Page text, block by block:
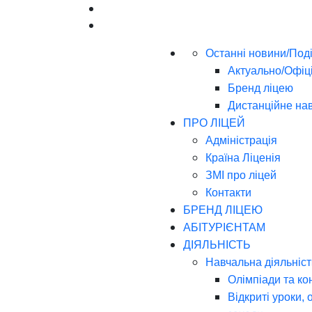
Останні новини/
Актуально/
Бренд ліцею
Дистанційне
ПРО ЛІЦЕЙ
Адміністрація
Країна Ліценія
ЗМІ про ліцей
Контакти
БРЕНД ЛІЦЕЮ
АБІТУРІЄНТАМ
ДІЯЛЬНІСТЬ
Навчальна
Олімпіади та
Відкриті уроки,